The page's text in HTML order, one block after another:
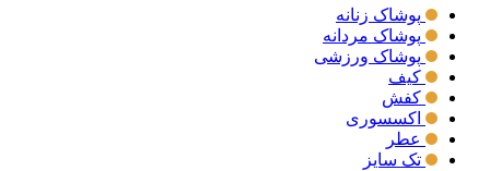
پوشاک زنانه
پوشاک مردانه
پوشاک ورزشی
کیف
کفش
اکسسوری
عطر
تک سایز